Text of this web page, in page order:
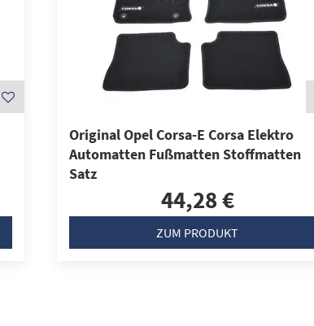
Original Opel Corsa-E Corsa Elektro
Automatten Fußmatten Stoffmatten
Satz
44,28 €
ZUM PRODUKT